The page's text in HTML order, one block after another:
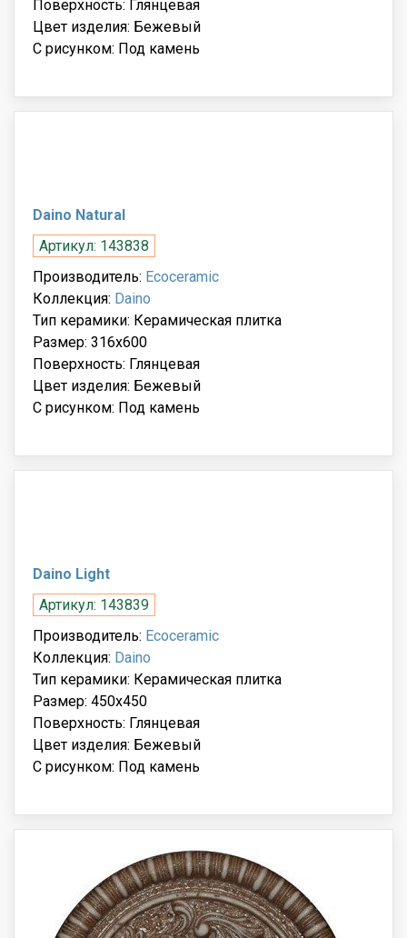
Поверхность: Глянцевая
Цвет изделия: Бежевый
С рисунком: Под камень
Daino Natural
Артикул: 143838
Производитель: Ecoceramic
Коллекция: Daino
Тип керамики: Керамическая плитка
Размер: 316x600
Поверхность: Глянцевая
Цвет изделия: Бежевый
С рисунком: Под камень
Daino Light
Артикул: 143839
Производитель: Ecoceramic
Коллекция: Daino
Тип керамики: Керамическая плитка
Размер: 450x450
Поверхность: Глянцевая
Цвет изделия: Бежевый
С рисунком: Под камень